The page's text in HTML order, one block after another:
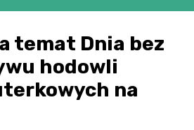
temat Dnia bez
hodowli
na